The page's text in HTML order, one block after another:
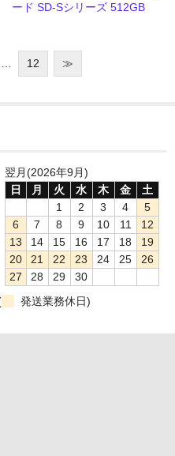
ード SD-Sシリーズ 512GB
12 ≫
翌月(2026年9月)
日
月 火 水 木 金
土
1
2 3 4
5
6
7 8 9 10 11
12
13
14 15 16 17 18
19
20
21 22 23 24 25
26
27
28 29
30
発送業務休日)